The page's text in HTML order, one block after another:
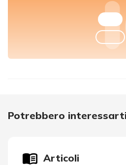
Potrebbero interessarti
Articoli